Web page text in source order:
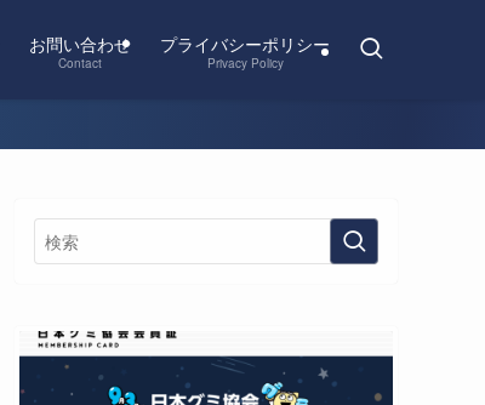
お問い合わせ
Contact
プライバシーポリシー
Privacy Policy